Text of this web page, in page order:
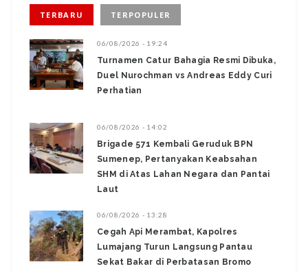
TERBARU TERPOPULER
06/08/2026 - 19:24
Turnamen Catur Bahagia Resmi Dibuka,
Duel Nurochman vs Andreas Eddy Curi
Perhatian
06/08/2026 - 14:02
Brigade 571 Kembali Geruduk BPN
Sumenep, Pertanyakan Keabsahan
SHM di Atas Lahan Negara dan Pantai
Laut
06/08/2026 - 13:28
‎Cegah Api Merambat, Kapolres
Lumajang Turun Langsung Pantau
Sekat Bakar di Perbatasan Bromo ‎